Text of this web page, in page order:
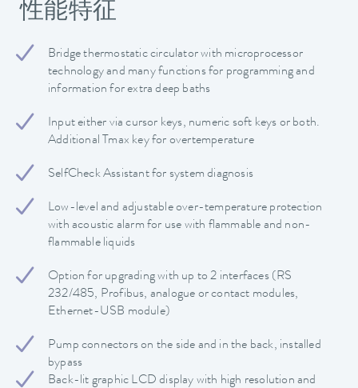
性能特征
Bridge thermostatic circulator with microprocessor
technology and many functions for programming and
information for extra deep baths
Input either via cursor keys, numeric soft keys or both.
Additional Tmax key for overtemperature
SelfCheck Assistant for system diagnosis
Low-level and adjustable over-temperature protection
with acoustic alarm for use with flammable and non-
flammable liquids
Option for upgrading with up to 2 interfaces (RS
232/485, Profibus, analogue or contact modules,
Ethernet-USB module)
Pump connectors on the side and in the back, installed
bypass
Back-lit graphic LCD display with high resolution and